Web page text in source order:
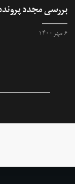
بررسی مجدد
۶ مهر ۱۴۰۰